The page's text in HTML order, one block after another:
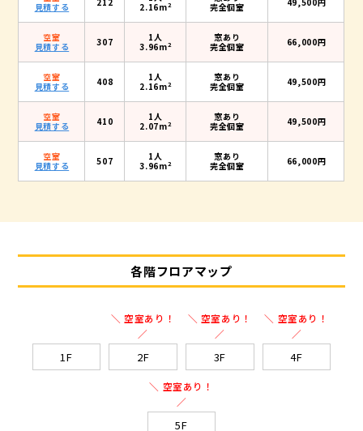
見積する
2.16m2
完全個室
空室
見積する
307
1人
3.96m2
窓あり
完全個室
66,000円
空室
見積する
408
1人
2.16m2
窓あり
完全個室
49,500円
空室
見積する
410
1人
2.07m2
窓あり
完全個室
49,500円
空室
見積する
507
1人
3.96m2
窓あり
完全個室
66,000円
各階フロアマップ
1F
＼ 空室あり！
／
2F
＼ 空室あり！
／
3F
＼ 空室あり！
／
4F
＼ 空室あり！
／
5F